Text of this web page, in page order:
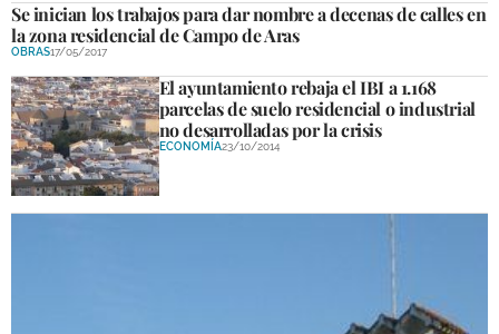
COMPETICIONES
DEPORTE BASE
OPINIÓN
VENTANA CIUDADANA
CÓRDOBA
Se inician los trabajos para dar nombre a decenas de calles en
la zona residencial de Campo de Aras
OBRAS17/05/2017
El ayuntamiento rebaja el IBI a 1.168
parcelas de suelo residencial o industrial
no desarrolladas por la crisis
ECONOMÍA23/10/2014